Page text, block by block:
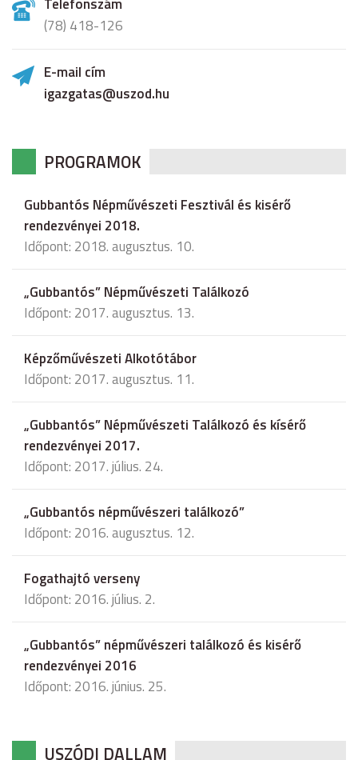
Telefonszám
(78) 418-126
E-mail cím
igazgatas@uszod.hu
PROGRAMOK
Gubbantós Népművészeti Fesztivál és kisérő
rendezvényei 2018.
Időpont: 2018. augusztus. 10.
„Gubbantós” Népművészeti Találkozó
Időpont: 2017. augusztus. 13.
Képzőművészeti Alkotótábor
Időpont: 2017. augusztus. 11.
„Gubbantós” Népművészeti Találkozó és kísérő
rendezvényei 2017.
Időpont: 2017. július. 24.
„Gubbantós népművészeri találkozó”
Időpont: 2016. augusztus. 12.
Fogathajtó verseny
Időpont: 2016. július. 2.
„Gubbantós” népművészeri találkozó és kisérő
rendezvényei 2016
Időpont: 2016. június. 25.
USZÓDI DALLAM